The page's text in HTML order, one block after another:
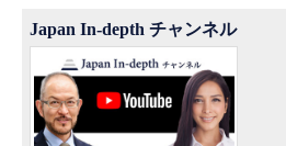
Japan In-depth チャンネル